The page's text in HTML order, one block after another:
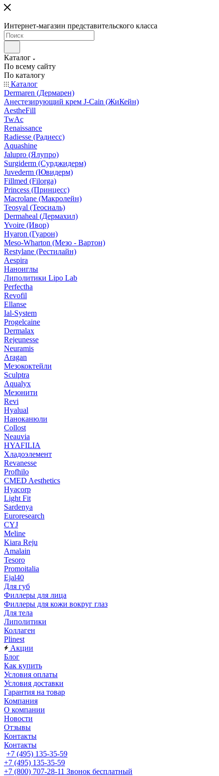
Интернет-магазин представительского класса
Каталог
По всему сайту
По каталогу
Каталог
Dermaren (Дермарен)
Анестезирующий крем J-Cain (ЖиКейн)
AestheFill
TwAc
Renaissance
Radiesse (Радиесс)
Aquashine
Jalupro (Ялупро)
Surgiderm (Сурджидерм)
Juvederm (Ювидерм)
Fillmed (Filorga)
Princess (Принцесс)
Macrolane (Макролейн)
Teosyal (Теосиаль)
Dermaheal (Дермахил)
Yvoire (Ивор)
Hyaron (Гуарон)
Meso-Wharton (Мезо - Вартон)
Restylane (Рестилайн)
Aespira
Наноиглы
Липолитики Lipo Lab
Perfectha
Revofil
Ellanse
Ial-System
Progelcaine
Dermalax
Rejeunesse
Neuramis
Aragan
Мезококтейли
Sculptra
Aqualyx
Мезонити
Revi
Hyalual
Наноканюли
Collost
Neauvia
HYAFILIA
Хладоэлемент
Revanesse
Profhilo
CMED Aesthetics
Hyacorp
Light Fit
Sardenya
Euroresearch
CYJ
Meline
Kiara Reju
Amalain
Tesoro
Promoitalia
Ejal40
Для губ
Филлеры для лица
Филлеры для кожи вокруг глаз
Для тела
Липолитики
Коллаген
Plinest
Акции
Блог
Как купить
Условия оплаты
Условия доставки
Гарантия на товар
Компания
О компании
Новости
Отзывы
Контакты
Контакты
+7 (495) 135-35-59
+7 (495) 135-35-59
+7 (800) 707-28-11 Звонок бесплатный